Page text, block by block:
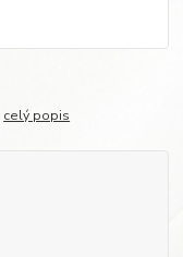
celý popis